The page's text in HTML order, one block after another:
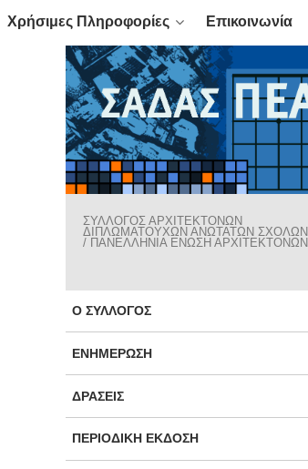
Χρήσιμες Πληροφορίες Επικοινωνία
ΣΥΛΛΟΓΟΣ ΑΡΧΙΤΕΚΤΟΝΩΝ
ΔΙΠΛΩΜΑΤΟΥΧΩΝ ΑΝΩΤΑΤΩΝ ΣΧΟΛΩΝ
/ ΠΑΝΕΛΛΗΝΙΑ ΕΝΩΣΗ ΑΡΧΙΤΕΚΤΟΝΩΝ
Ο ΣΎΛΛΟΓΟΣ
ΕΝΗΜΈΡΩΣΗ
ΔΡΆΣΕΙΣ
ΠΕΡΙΟΔΙΚΉ ΈΚΔΟΣΗ